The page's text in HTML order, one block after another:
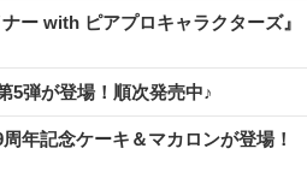
ー with ピアプロキャラクターズ』
5弾が登場！順次発売中♪
年記念ケーキ＆マカロンが登場！